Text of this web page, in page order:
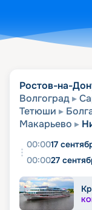
Ростов-на-
Волгоград
Тетюши
Макарьево
00:0017
00:0027